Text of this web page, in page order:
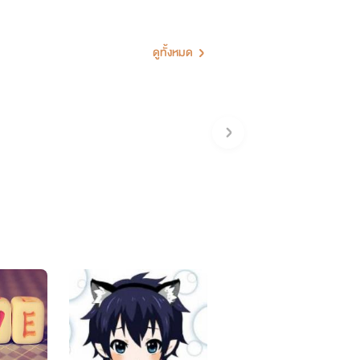
ดูทั้งหมด